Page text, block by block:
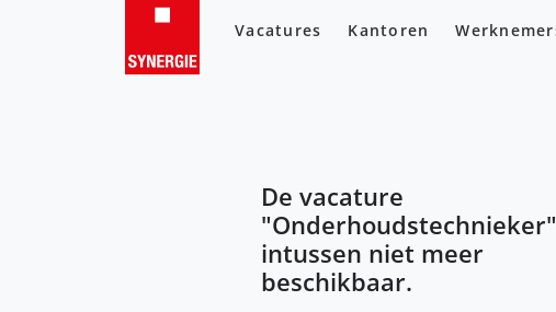
Vacatures Kantoren
De vacature
"Onderhoudstechnieker
intussen niet meer
beschikbaar.